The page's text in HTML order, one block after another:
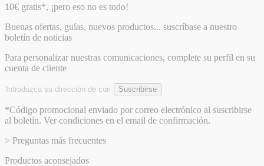
Boletín
de
noticias
10€ gratis*, ¡pero eso no es todo!
Buenas ofertas, guías, nuevos productos... suscríbase a nuestro
boletín de noticias
Para personalizar nuestras comunicaciones, complete su perfil en su
cuenta de cliente
Dirección
email
Suscribirse
*Código promocional enviado por correo electrónico al suscribirse
al boletín. Ver condiciones en el email de confirmación.
> Preguntas más frecuentes
Productos aconsejados